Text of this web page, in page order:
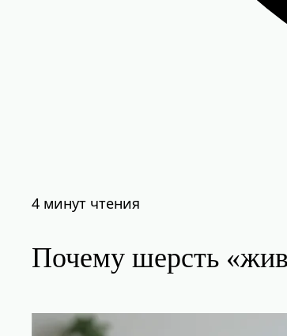
4 минут чтения
Почему шерсть